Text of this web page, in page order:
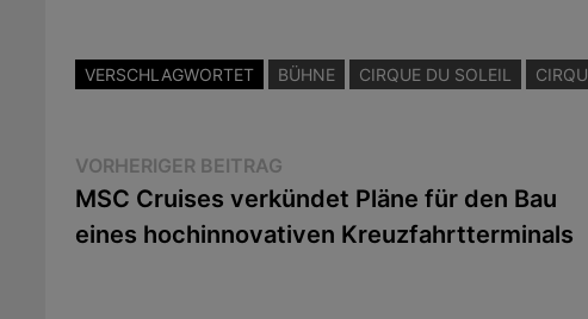
VERSCHLAGWORTET BÜHNE CIRQUE DU SOLEIL
Beitragsnavigation
VORHERIGER BEITRAG
Beitrag:
MSC Cruises verkündet Pläne für den Bau
eines hochinnovativen Kreuzfahrtterminals